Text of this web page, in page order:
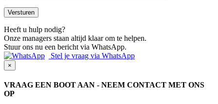
Heeft u hulp nodig?
Onze managers staan altijd klaar om te helpen.
Stuur ons nu een bericht via WhatsApp.
Stel je vraag via WhatsApp
×
VRAAG EEN BOOT AAN - NEEM CONTACT MET ONS
OP